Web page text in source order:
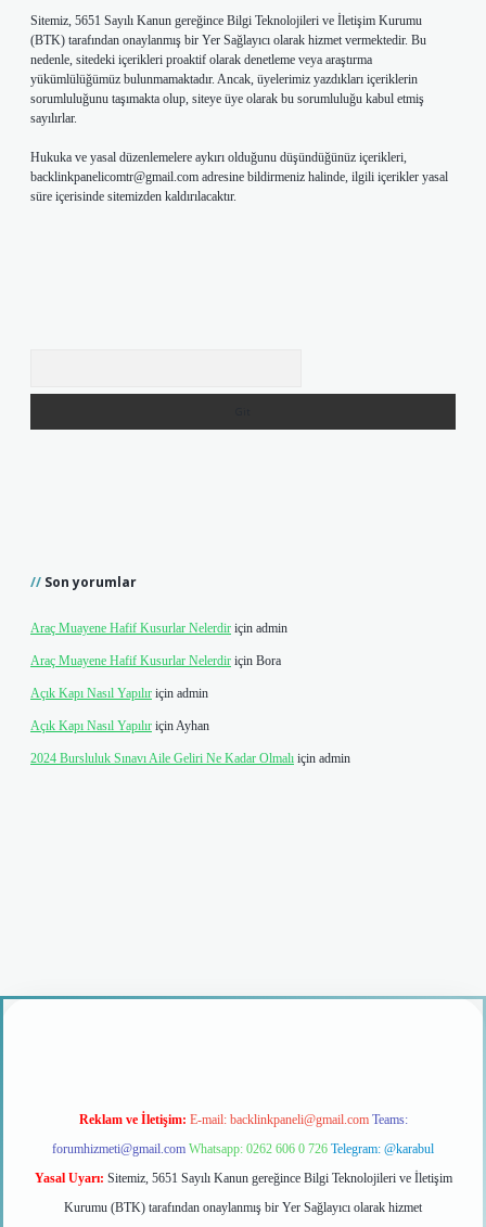
Sitemiz, 5651 Sayılı Kanun gereğince Bilgi Teknolojileri ve İletişim Kurumu
(BTK) tarafından onaylanmış bir Yer Sağlayıcı olarak hizmet vermektedir. Bu
nedenle, sitedeki içerikleri proaktif olarak denetleme veya araştırma
yükümlülüğümüz bulunmamaktadır. Ancak, üyelerimiz yazdıkları içeriklerin
sorumluluğunu taşımakta olup, siteye üye olarak bu sorumluluğu kabul etmiş
sayılırlar.
Hukuka ve yasal düzenlemelere aykırı olduğunu düşündüğünüz içerikleri,
backlinkpanelicomtr@gmail.com adresine bildirmeniz halinde, ilgili içerikler yasal
süre içerisinde sitemizden kaldırılacaktır.
Son yorumlar
Araç Muayene Hafif Kusurlar Nelerdir için admin
Araç Muayene Hafif Kusurlar Nelerdir için Bora
Açık Kapı Nasıl Yapılır için admin
Açık Kapı Nasıl Yapılır içinAyhan
2024 Bursluluk Sınavı Aile Geliri Ne Kadar Olmalı için admin
Reklam ve İletişim: E-mail: backlinkpaneli@gmail.com Teams:
forumhizmeti@gmail.com Whatsapp: 0262 606 0 726 Telegram: @karabul
Yasal Uyarı: Sitemiz, 5651 Sayılı Kanun gereğince Bilgi Teknolojileri ve İletişim
Kurumu (BTK) tarafından onaylanmış bir Yer Sağlayıcı olarak hizmet